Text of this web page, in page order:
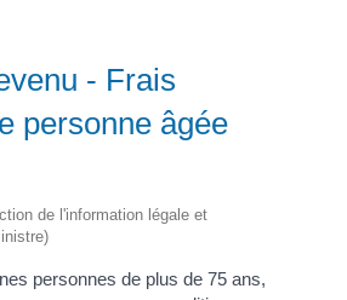
- Frais
personne âgée
de l'information légale et
personnes de plus de 75 ans,